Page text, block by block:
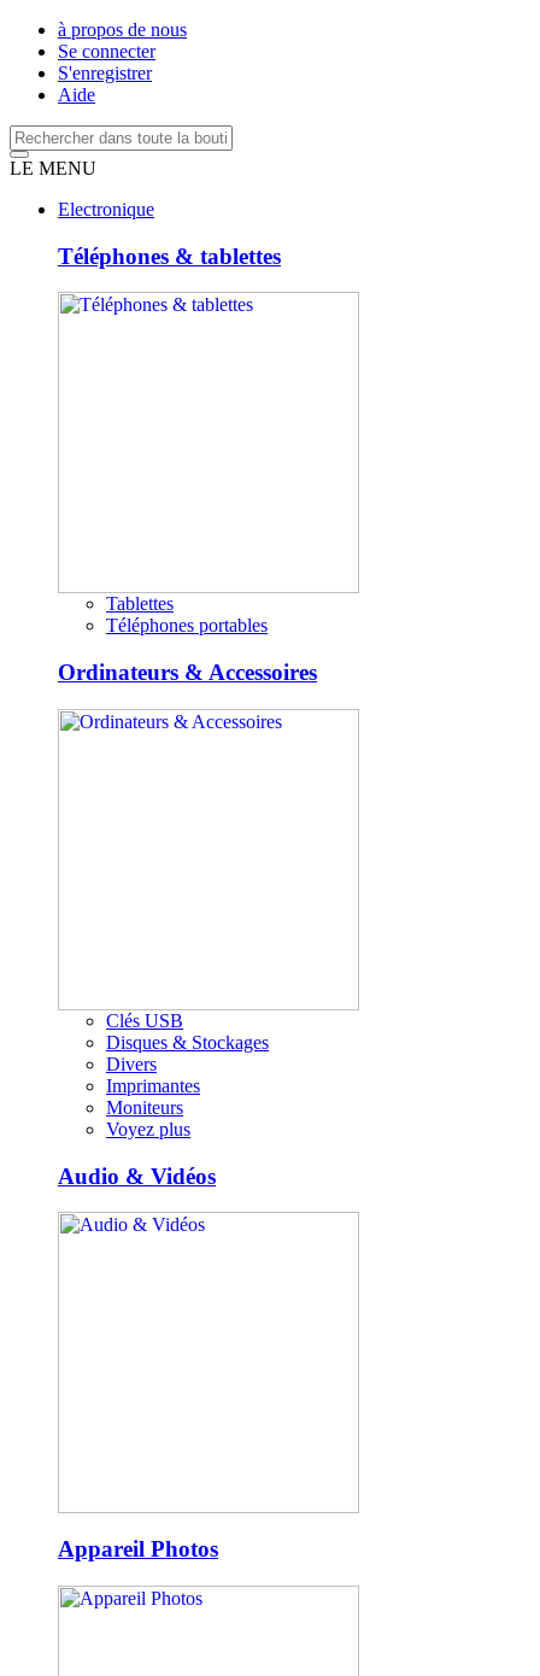
à propos de nous
Se connecter
S'enregistrer
Aide
LE MENU
Electronique
Téléphones & tablettes
Tablettes
Téléphones portables
Ordinateurs & Accessoires
Clés USB
Disques & Stockages
Divers
Imprimantes
Moniteurs
Voyez plus
Audio & Vidéos
Appareil Photos